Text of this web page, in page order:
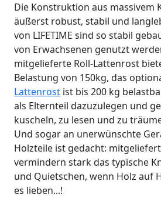
Die Konstruktion aus massivem
äußerst robust, stabil und
von LIFETIME sind so stabil
von Erwachsenen genutzt
mitgelieferte Roll-Lattenrost
Belastung von 150kg, das
Lattenrost ist bis 200 kg
als Elternteil dazuzulegen und
kuscheln, zu lesen und zu
Und sogar an unerwünschte
Holzteile ist gedacht:
vermindern stark das typische
und Quietschen, wenn Holz auf
es lieben...!